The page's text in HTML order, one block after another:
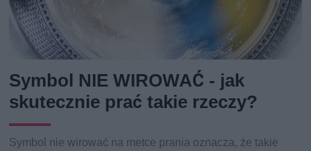
Symbol NIE WIROWAĆ - jak
skutecznie prać takie rzeczy?
Symbol nie wirować na metce prania oznacza, że takie